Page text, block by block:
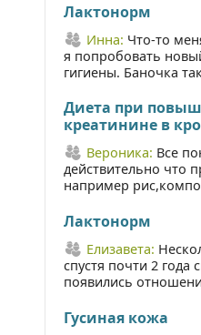
Лактонорм
Инна: Что-то
я попробовать
гигиены. Баночка
Диета при
креатинине в
Вероника: Все
действительно что
например
Лактонорм
Елизавета:
спустя почти 2 года
появились
Гусиная кожа